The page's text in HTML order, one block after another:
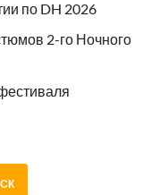
по DH 2026
2-го Ночного